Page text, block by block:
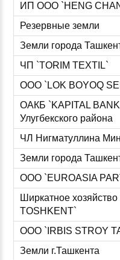
ИП ООО `HENG
Резервные земли
Земли города
ЧП `TORIM TEXTIL`
ООО `LOK BOYOQ
ОАКБ `KAPITAL
Улугбекского района
ЧЛ Нигматуллина
Земли города
ООО `EUROASIA
Ширкатное
TOSHKENT`
ООО `IRBIS STROY
Земли г.Ташкента